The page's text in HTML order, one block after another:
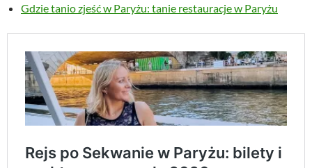
Gdzie tanio zjeść w Paryżu: tanie restauracje w Paryżu